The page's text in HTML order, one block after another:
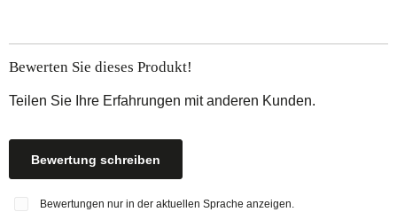
Bewerten Sie dieses Produkt!
Teilen Sie Ihre Erfahrungen mit anderen Kunden.
Bewertung schreiben
Bewertungen nur in der aktuellen Sprache anzeigen.